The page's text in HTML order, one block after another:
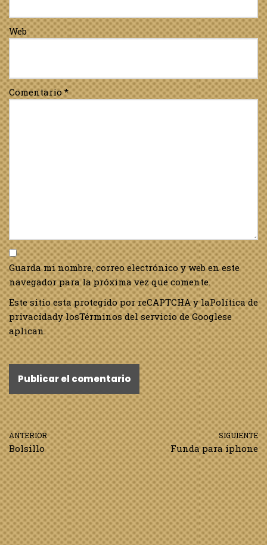
Web
Comentario*
Guarda mi nombre, correo electrónico y web en este
navegador para la próxima vez que comente.
Este sitio esta protegido por reCAPTCHA y laPolítica de
privacidady losTérminos del servicio de Googlese
aplican.
ANTERIOR
Bolsillo
SIGUIENTE
Funda para iphone